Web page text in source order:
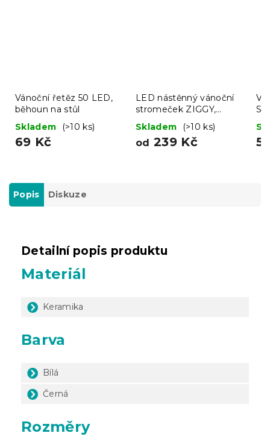
Vánoční řetěz 50 LED,
běhoun na stůl
Skladem
(>10 ks)
69 Kč
LED nástěnný vánoční
stromeček ZIGGY,
hnědý - více velikostí
Skladem (>10 ks)
od 239 Kč
Popis Diskuze
Detailní popis produktu
Materiál
Keramika
Barva
Bílá
Černá
Rozměry